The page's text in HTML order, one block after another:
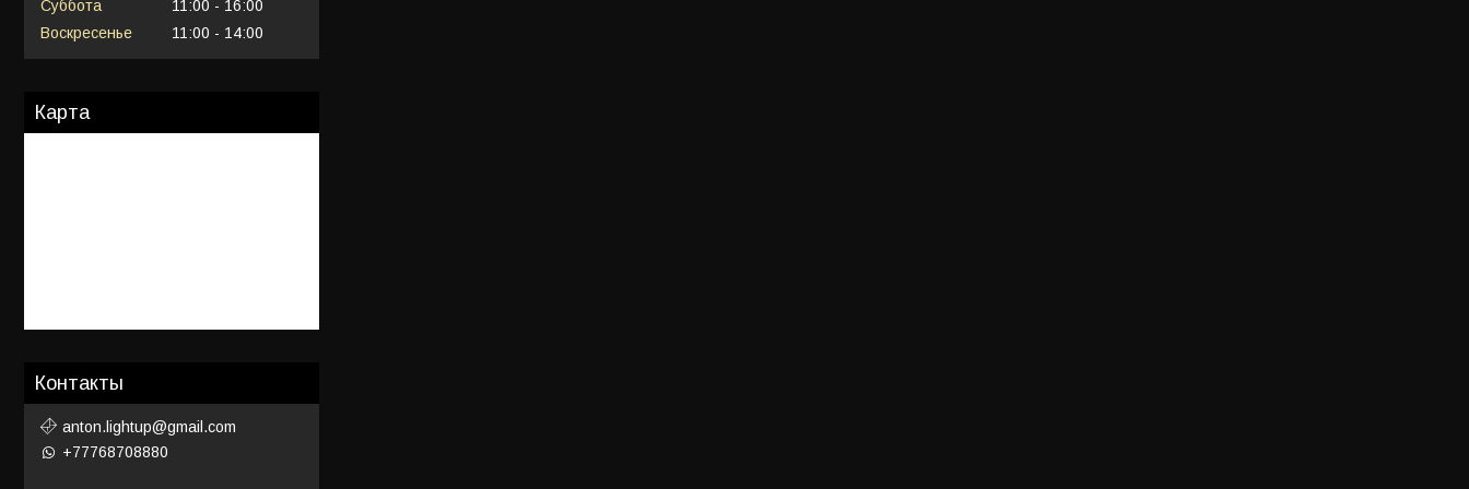
Суббота 11:00
16:00
Воскресенье
11:00 14:00
Карта
Контакты
anton.lightup@gmail.com
+77768708880